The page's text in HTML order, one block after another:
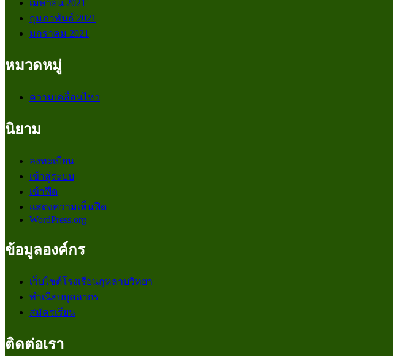
เมษายน 2021
กุมภาพันธ์ 2021
มกราคม 2021
หมวดหมู่
ความเคลื่อนไหว
นิยาม
ลงทะเบียน
เข้าสู่ระบบ
เข้าฟีด
แสดงความเห็นฟีด
WordPress.org
ข้อมูลองค์กร
เว็บไซต์โรงเรียนกุหลาบวิทยา
ทำเนียบบุคลากร
สมัครเรียน
ติดต่อเรา